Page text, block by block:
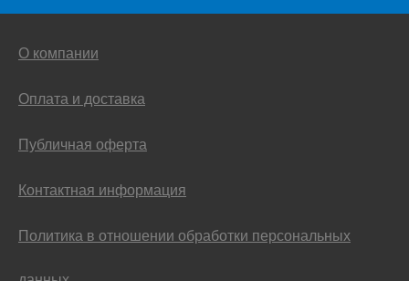
О компании
Оплата и доставка
Публичная оферта
Контактная информация
Политика в отношении обработки персональных